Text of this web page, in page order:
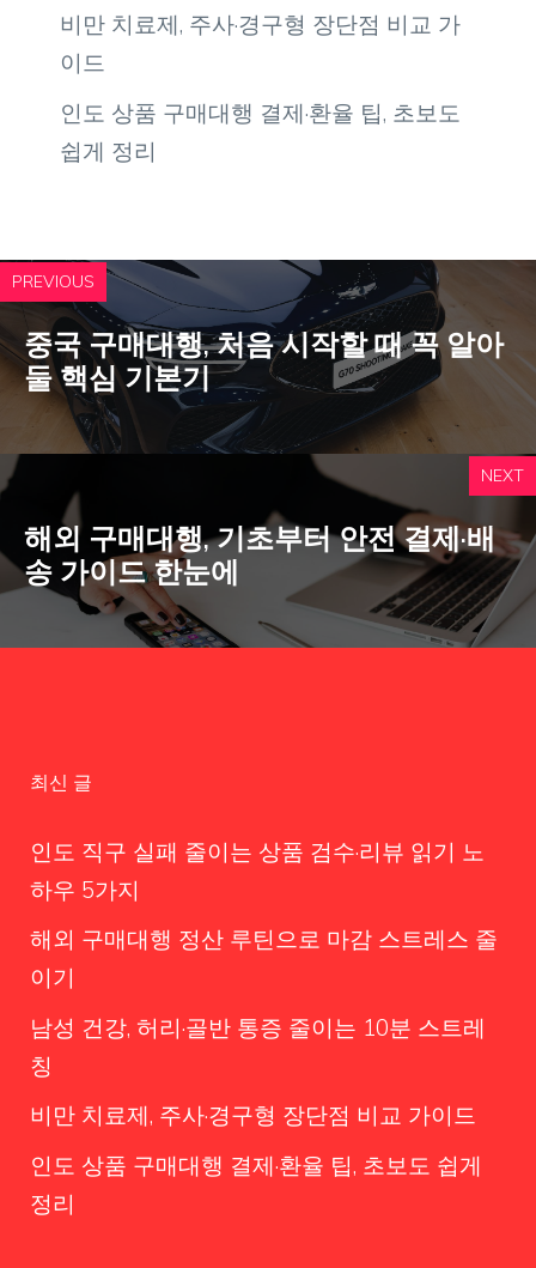
비만 치료제, 주사·경구형 장단점 비교 가
이드
인도 상품 구매대행 결제·환율 팁, 초보도
쉽게 정리
PREVIOUS
중국 구매대행, 처음 시작할 때 꼭 알아
둘 핵심 기본기
NEXT
해외 구매대행, 기초부터 안전 결제·배
송 가이드 한눈에
최신 글
인도 직구 실패 줄이는 상품 검수·리뷰 읽기 노
하우 5가지
해외 구매대행 정산 루틴으로 마감 스트레스 줄
이기
남성 건강, 허리·골반 통증 줄이는 10분 스트레
칭
비만 치료제, 주사·경구형 장단점 비교 가이드
인도 상품 구매대행 결제·환율 팁, 초보도 쉽게
정리